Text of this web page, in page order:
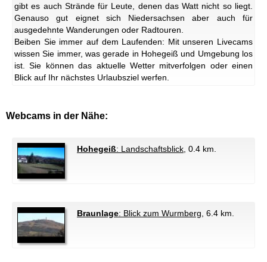
gibt es auch Strände für Leute, denen das Watt nicht so liegt.
Genauso gut eignet sich Niedersachsen aber auch für
ausgedehnte Wanderungen oder Radtouren.
Beiben Sie immer auf dem Laufenden: Mit unseren Livecams
wissen Sie immer, was gerade in Hohegeiß und Umgebung los
ist. Sie können das aktuelle Wetter mitverfolgen oder einen
Blick auf Ihr nächstes Urlaubsziel werfen.
Webcams in der Nähe:
Hohegeiß: Landschaftsblick , 0.4 km.
Braunlage: Blick zum Wurmberg , 6.4 km.